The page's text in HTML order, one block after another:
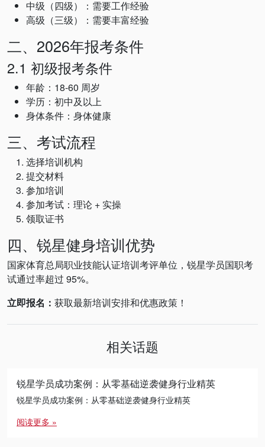
中级（四级）：需要工作经验
高级（三级）：需要丰富经验
二、2026年报考条件
2.1 初级报考条件
年龄：18-60 周岁
学历：初中及以上
身体条件：身体健康
三、考试流程
选择培训机构
提交材料
参加培训
参加考试：理论 + 实操
领取证书
四、锐星健身培训优势
国家体育总局职业技能认证培训考评单位，锐星学员国职考
试通过率超过 95%。
立即报名： 获取最新培训安排和优惠政策！
相关话题
锐星学员成功案例：从零基础逆袭健身行业精英
锐星学员成功案例：从零基础逆袭健身行业精英
阅读更多 »